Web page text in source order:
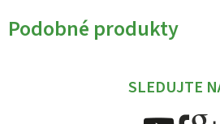
Podobné produkty
SLEDUJTE